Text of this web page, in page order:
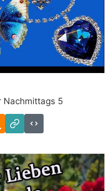
Nachmittags 5
Download
Link
Code